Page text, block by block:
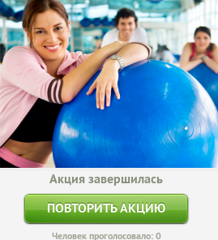
Акция завершилась
ПОВТОРИТЬ АКЦИЮ
Человек проголосовало: 0